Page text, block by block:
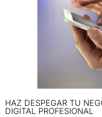
HAZ DESPEGAR TU
DIGITAL PROFESIONAL